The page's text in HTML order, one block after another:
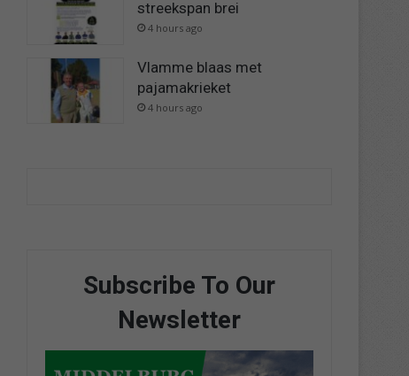
streekspan brei
4 hours ago
Vlamme blaas met
pajamakrieket
4 hours ago
Subscribe To Our
Newsletter